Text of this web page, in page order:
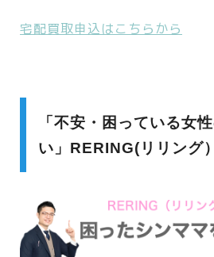
宅配買取申込はこちらから
「不安・困っている女
い」RERING(リリング